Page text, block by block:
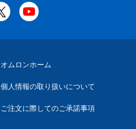
オムロンホーム
個人情報の取り扱いについて
ご注文に際してのご承諾事項